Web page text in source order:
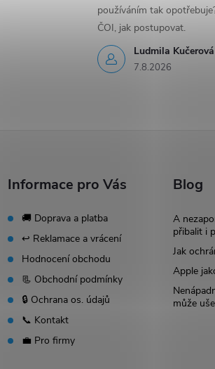
Ludmila Kučerová
7.8.2026
používáním tak
ČOI, jak postupovat.
Informace pro Vás
🚚 Doprava a platba
↩️ Reklamace a vrácení
Hodnocení obchodu
📃 Obchodní podmínky
🔒 Ochrana os. údajů
📞 Kontakt
💼 Pro firmy
Blog
A
přibalit i
Jak
Apple
může